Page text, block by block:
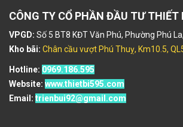
CÔNG TY CỔ PHẦN ĐẦU TƯ THIẾT
VPGD: Số 5 BT8 KĐT Văn Phú, Phường Phú
Kho bãi: Chân cầu vượt Phú Thuỵ, Km10.5,
Hotline: 0969.186.595
Website: www.thietbi595.com
Email: trienbui92@gmail.com